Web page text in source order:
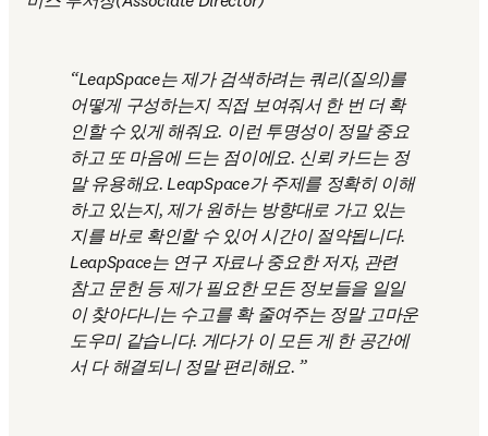
LeapSpace는 제가 검색하려는 쿼리(질의)를
어떻게 구성하는지 직접 보여줘서 한 번 더 확
인할 수 있게 해줘요. 이런 투명성이 정말 중요
하고 또 마음에 드는 점이에요. 신뢰 카드는 정
말 유용해요. LeapSpace가 주제를 정확히 이해
하고 있는지, 제가 원하는 방향대로 가고 있는
지를 바로 확인할 수 있어 시간이 절약됩니다.
LeapSpace는 연구 자료나 중요한 저자, 관련
참고 문헌 등 제가 필요한 모든 정보들을 일일
이 찾아다니는 수고를 확 줄여주는 정말 고마운
도우미 같습니다. 게다가 이 모든 게 한 공간에
서 다 해결되니 정말 편리해요.